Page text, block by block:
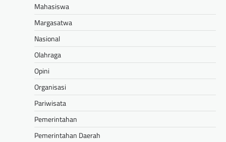
Mahasiswa
Margasatwa
Nasional
Olahraga
Opini
Organisasi
Pariwisata
Pemerintahan
Pemerintahan Daerah